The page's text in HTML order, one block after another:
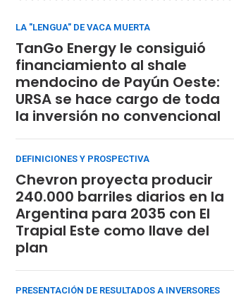
LA "LENGUA" DE VACA MUERTA
TanGo Energy le consiguió
financiamiento al shale
mendocino de Payún Oeste:
URSA se hace cargo de toda
la inversión no convencional
DEFINICIONES Y PROSPECTIVA
Chevron proyecta producir
240.000 barriles diarios en la
Argentina para 2035 con El
Trapial Este como llave del
plan
PRESENTACIÓN DE RESULTADOS A INVERSORES